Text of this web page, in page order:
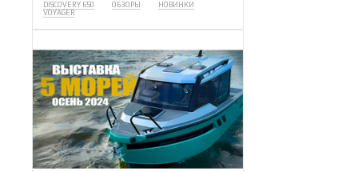
DISCOVERY 650 ОБЗОРЫ
НОВИНКИ
VOYAGER